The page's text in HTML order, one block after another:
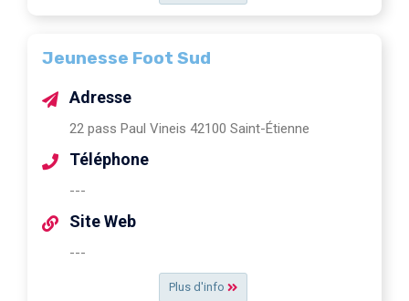
Jeunesse Foot Sud
Plus d'info
Adresse
22 pass Paul Vineis 42100 Saint-Étienne
Téléphone
---
Site Web
---